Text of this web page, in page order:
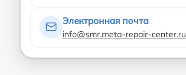
Электронная почта
info@smr.meta-repair-center.ru